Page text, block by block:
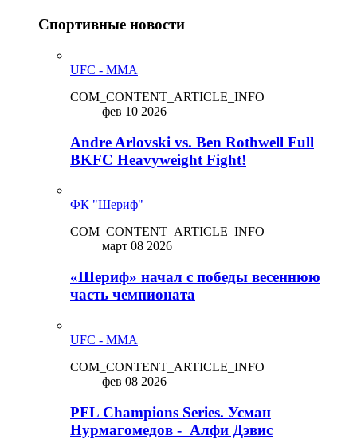
Спортивные новости
UFC - MMA
COM_CONTENT_ARTICLE_INFO
фев 10 2026
Andre Arlovski vs. Ben Rothwell Full
BKFC Heavyweight Fight!
ФК "Шериф"
COM_CONTENT_ARTICLE_INFO
март 08 2026
«Шериф» начал с победы весеннюю
часть чемпионата
UFC - MMA
COM_CONTENT_ARTICLE_INFO
фев 08 2026
PFL Champions Series. Усман
Нурмагомедов - Алфи Дэвис